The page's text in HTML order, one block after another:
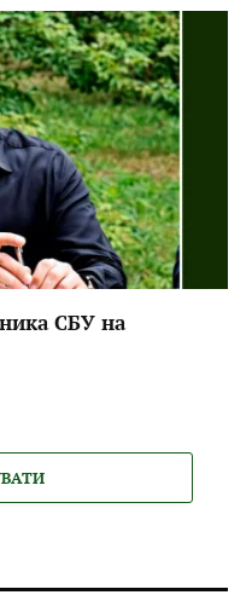
СБУ на